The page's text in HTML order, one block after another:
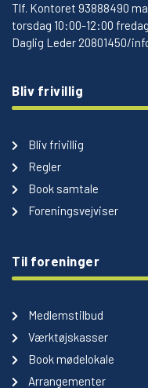
Tlf. Kontoret 93888490
torsdag 10:00-12:00
Daglig Leder 20801450/
Bliv frivillig
Bliv frivillig
Regler
Book samtale
Foreningsvejviser
Til foreninger
Medlemstilbud
Værktøjskasser
Book mødelokale
Arrangementer